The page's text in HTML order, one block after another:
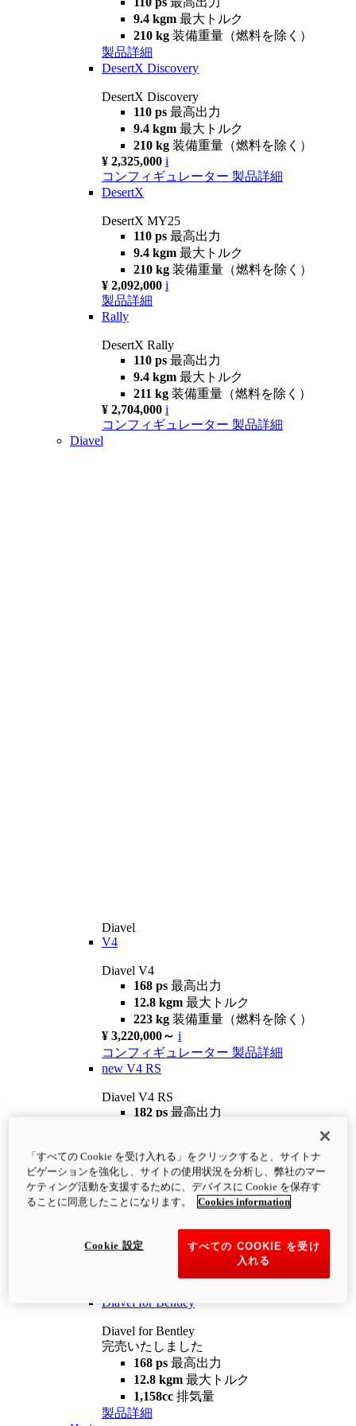
9.4 kgm 最大トルク
210 kg 装備重量（燃料を除く）
製品詳細
DesertX Discovery
DesertX Discovery
110 ps 最高出力
9.4 kgm 最大トルク
210 kg 装備重量（燃料を除く）
¥ 2,325,000 i
コンフィギュレーター 製品詳細
DesertX
DesertX MY25
110 ps 最高出力
9.4 kgm 最大トルク
210 kg 装備重量（燃料を除く）
¥ 2,092,000 i
製品詳細
Rally
DesertX Rally
110 ps 最高出力
9.4 kgm 最大トルク
211 kg 装備重量（燃料を除く）
¥ 2,704,000 i
コンフィギュレーター 製品詳細
Diavel
Diavel
V4
Diavel V4
168 ps 最高出力
12.8 kgm 最大トルク
223 kg 装備重量（燃料を除く）
¥ 3,220,000～ i
コンフィギュレーター 製品詳細
new V4 RS
Diavel V4 RS
182 ps 最高出力
¥4,400,000 i
コンフィギュレーター 製品詳細
newV4 RS 100
12.2 kgm
最大トルク
装備重量（燃料を除く）
Diavel for Bentley
Diavel for Bentley
完売いたしました
168 ps 最高出力
12.8 kgm 最大トルク
1,158cc 排気量
製品詳細
「すべての Cookie を受け入れる」をクリックすると、サイトナ
ビゲーションを強化し、サイトの使用状況を分析し、弊社のマー
ケティング活動を支援するために、デバイスに Cookie を保存す
ることに同意したことになります。
Cookies information
すべての COOKIE を受け
入れる
Cookie 設定